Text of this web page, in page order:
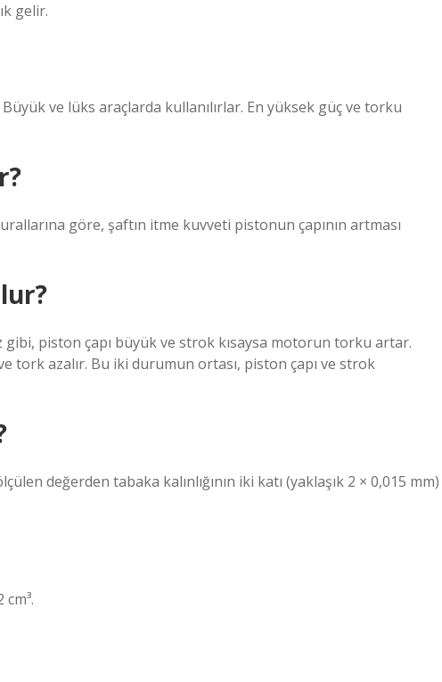
gelir.
ve lüks araçlarda kullanılırlar. En yüksek güç ve torku
göre, şaftın itme kuvveti pistonun çapının artması
gibi, piston çapı büyük ve strok kısaysa motorun torku artar.
tork azalır. Bu iki durumun ortası, piston çapı ve strok
değerden tabaka kalınlığının iki katı (yaklaşık 2 × 0,015 mm)